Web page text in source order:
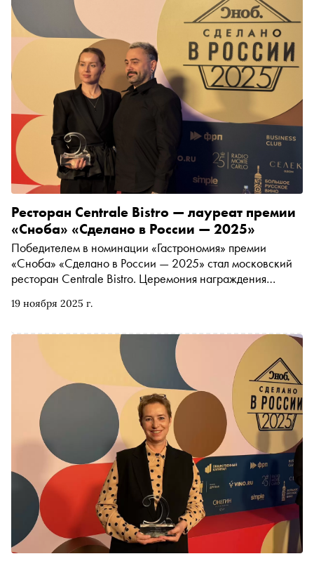
19 ноября 2025 г.
Ресторан Centrale Bistro — лауреат премии
«Сноба» «Сделано в России — 2025»
Победителем в номинации «Гастрономия» премии
«Сноба» «Сделано в России — 2025» стал московский
ресторан Centrale Bistro. Церемония награждения